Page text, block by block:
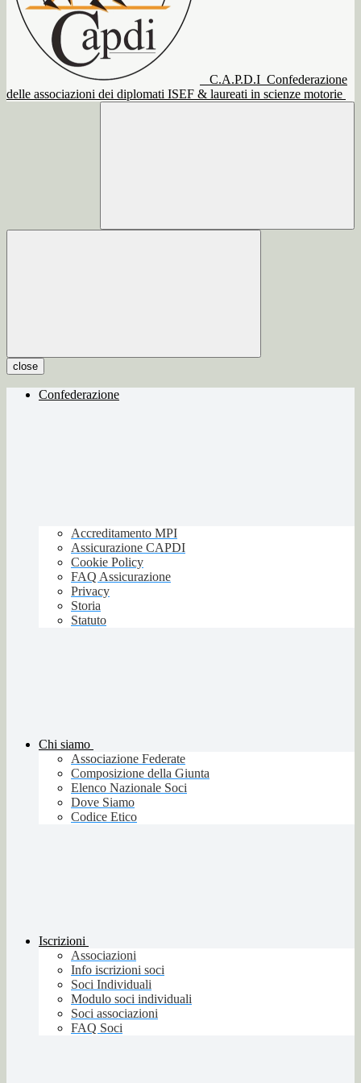
C.A.P.D.I Confederazione
delle associazioni dei diplomati ISEF & laureati in scienze motorie
close
Confederazione
Accreditamento MPI
Assicurazione CAPDI
Cookie Policy
FAQ Assicurazione
Privacy
Storia
Statuto
Chi siamo
Associazione Federate
Composizione della Giunta
Elenco Nazionale Soci
Dove Siamo
Codice Etico
Iscrizioni
Associazioni
Info iscrizioni soci
Soci Individuali
Modulo soci individuali
Soci associazioni
FAQ Soci